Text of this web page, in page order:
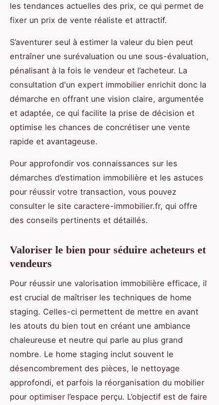
les tendances actuelles des prix, ce qui permet de
fixer un prix de vente réaliste et attractif.
S’aventurer seul à estimer la valeur du bien peut
entraîner une surévaluation ou une sous-évaluation,
pénalisant à la fois le vendeur et l’acheteur. La
consultation d'un expert immobilier enrichit donc la
démarche en offrant une vision claire, argumentée
et adaptée, ce qui facilite la prise de décision et
optimise les chances de concrétiser une vente
rapide et avantageuse.
Pour approfondir vos connaissances sur les
démarches d’estimation immobilière et les astuces
pour réussir votre transaction, vous pouvez
consulter le site caractere-immobilier.fr, qui offre
des conseils pertinents et détaillés.
Valoriser le bien pour séduire acheteurs et
vendeurs
Pour réussir une valorisation immobilière efficace, il
est crucial de maîtriser les techniques de home
staging. Celles-ci permettent de mettre en avant
les atouts du bien tout en créant une ambiance
chaleureuse et neutre qui parle au plus grand
nombre. Le home staging inclut souvent le
désencombrement des pièces, le nettoyage
approfondi, et parfois la réorganisation du mobilier
pour optimiser l’espace perçu. L’objectif est de faire